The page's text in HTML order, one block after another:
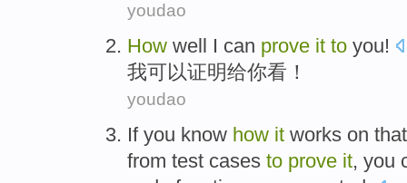
youdao
How well I can prove it to you!
我可以证明给你看！
youdao
If you know how it works on that
from test cases to prove it, you